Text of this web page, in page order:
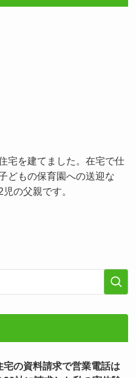
宅を建てました。在宅で仕
どもの保育園への送迎な
の父親です。
宅の資料請求で営業電話は